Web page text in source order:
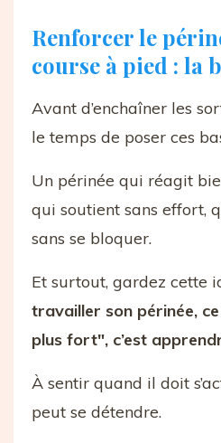
Renforcer le
course à pied : la
Avant d’enchaîner les
le temps de poser ces
Un périnée qui réagit
qui soutient sans effort,
sans se bloquer.
Et surtout, gardez cette
travailler son périnée,
plus fort", c’est
À sentir quand il doit
peut se détendre.